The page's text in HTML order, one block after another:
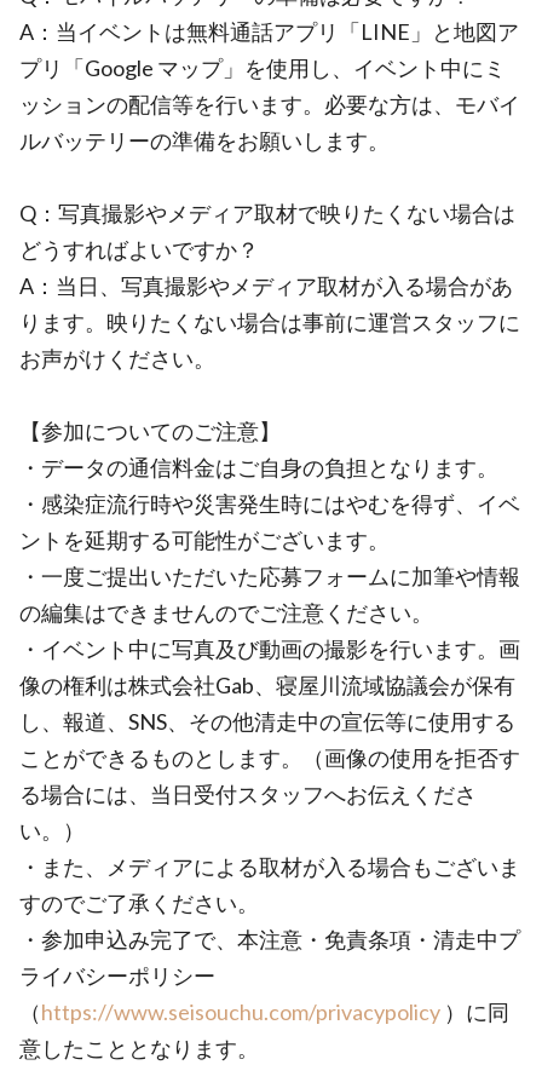
A：当イベントは無料通話アプリ「LINE」と地図ア
プリ「Google マップ」を使用し、イベント中にミ
ッションの配信等を行います。必要な方は、モバイ
ルバッテリーの準備をお願いします。
Q：写真撮影やメディア取材で映りたくない場合は
どうすればよいですか？
A：当日、写真撮影やメディア取材が入る場合があ
ります。映りたくない場合は事前に運営スタッフに
お声がけください。
【参加についてのご注意】
・データの通信料金はご自身の負担となります。
・感染症流行時や災害発生時にはやむを得ず、イベ
ントを延期する可能性がございます。
・一度ご提出いただいた応募フォームに加筆や情報
の編集はできませんのでご注意ください。
・イベント中に写真及び動画の撮影を行います。画
像の権利は株式会社Gab、寝屋川流域協議会が保有
し、報道、SNS、その他清走中の宣伝等に使用する
ことができるものとします。（画像の使用を拒否す
る場合には、当日受付スタッフへお伝えくださ
い。）
・また、メディアによる取材が入る場合もございま
すのでご了承ください。
・参加申込み完了で、本注意・免責条項・清走中プ
ライバシーポリシー
（https://www.seisouchu.com/privacypolicy ）に同
意したこととなります。